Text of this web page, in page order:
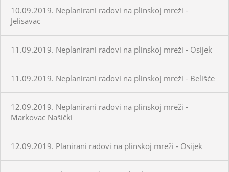
10.09.2019. Neplanirani radovi na plinskoj mreži -
Jelisavac
11.09.2019. Neplanirani radovi na plinskoj mreži - Osijek
11.09.2019. Neplanirani radovi na plinskoj mreži - Belišće
12.09.2019. Neplanirani radovi na plinskoj mreži -
Markovac Našički
12.09.2019. Planirani radovi na plinskoj mreži - Osijek